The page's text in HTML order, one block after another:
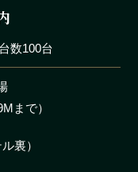
数100台
まで）
裏）